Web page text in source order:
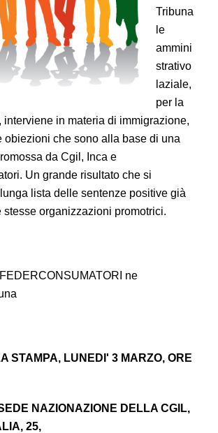
Tribuna
le
ammini
strativo
laziale,
per la
interviene in materia di immigrazione,
obiezioni che sono alla base di una
da Cgil, Inca e
Un grande risultato che si
lista delle sentenze positive già
organizzazioni promotrici.
ne
STAMPA, LUNEDI' 3 MARZO, ORE
NAZIONAZIONE DELLA CGIL,
25,